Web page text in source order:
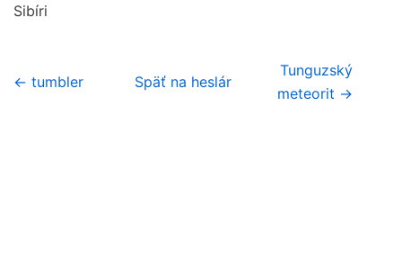
Sibíri
← tumbler Späť na heslár
Tunguzský
meteorit →